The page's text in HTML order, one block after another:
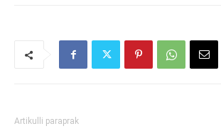
Artikulli paraprak